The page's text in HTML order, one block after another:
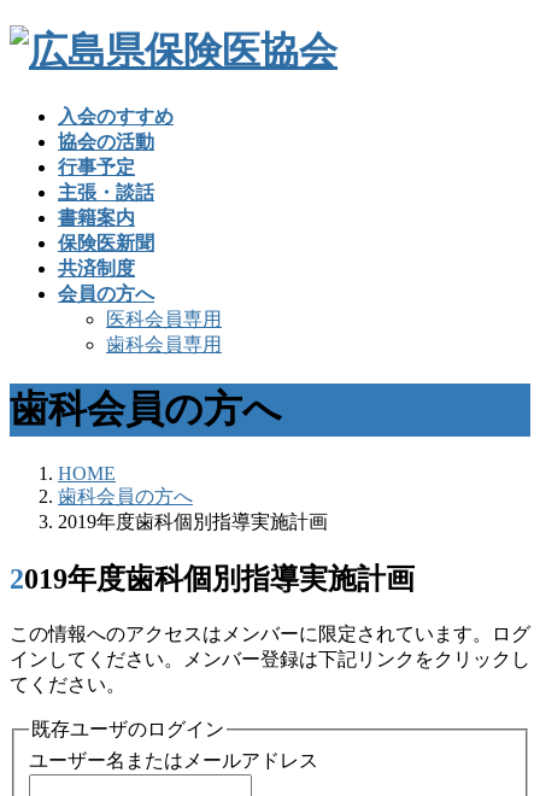
入会のすすめ
協会の活動
行事予定
主張・談話
書籍案内
保険医新聞
共済制度
会員の方へ
医科会員専用
歯科会員専用
歯科会員の方へ
HOME
歯科会員の方へ
2019年度歯科個別指導実施計画
2019年度歯科個別指導実施計画
この情報へのアクセスはメンバーに限定されています。ログ
インしてください。メンバー登録は下記リンクをクリックし
てください。
既存ユーザのログイン
ユーザー名またはメールアドレス